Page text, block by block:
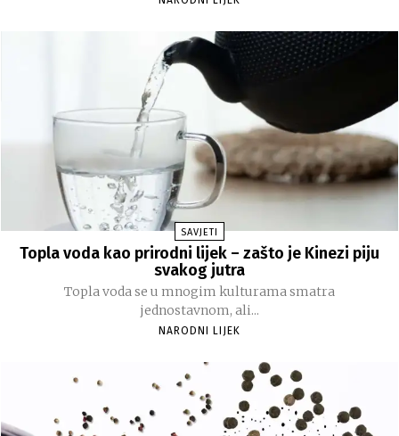
SAVJETI
Topla voda kao prirodni lijek – zašto je Kinezi piju
svakog jutra
Topla voda se u mnogim kulturama smatra
jednostavnom, ali...
NARODNI LIJEK